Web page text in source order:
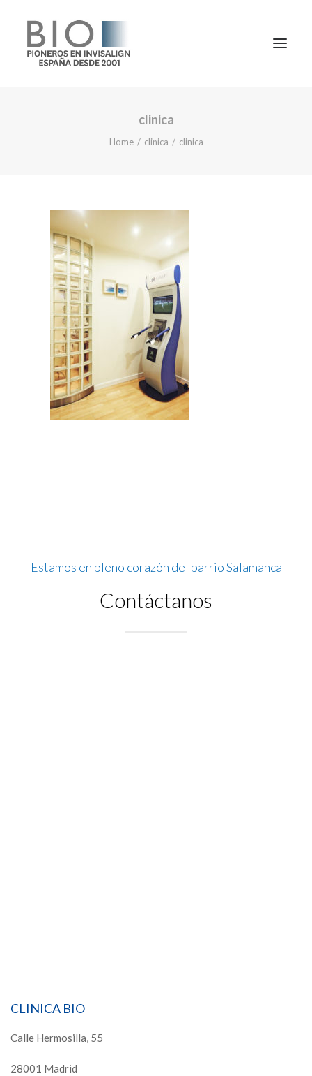
LA CLÍNICA
CONTACTO
1ª CONSULTA GRATIS
91 781 27 00
clinica
Home clinica clinica
Estamos en pleno corazón del barrio Salamanca
Contáctanos
CLINICA BIO
Calle Hermosilla, 55
28001 Madrid